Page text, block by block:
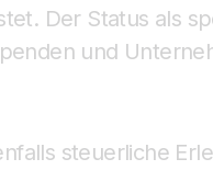
Der Status als
und
steuerliche